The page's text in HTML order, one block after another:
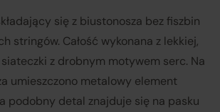
się z biustonosza bez fiszbin
stringów. Całość wykonana z lekkiej,
z drobnym motywem serc. Na
umieszczono metalowy element
podobny detal znajduje się na pasku